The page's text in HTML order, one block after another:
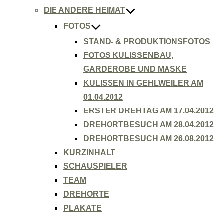
DIE ANDERE HEIMAT
FOTOS
STAND- & PRODUKTIONSFOTOS
FOTOS KULISSENBAU,
GARDEROBE UND MASKE
KULISSEN IN GEHLWEILER AM
01.04.2012
ERSTER DREHTAG AM 17.04.2012
DREHORTBESUCH AM 28.04.2012
DREHORTBESUCH AM 26.08.2012
KURZINHALT
SCHAUSPIELER
TEAM
DREHORTE
PLAKATE